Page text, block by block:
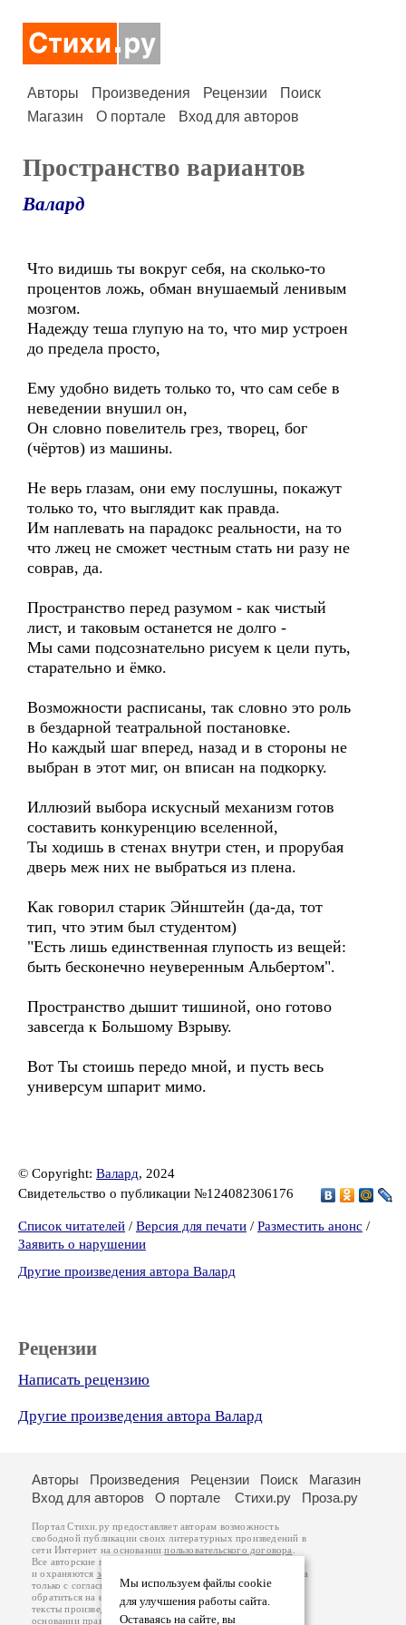
Авторы Произведения Рецензии
Поиск
Магазин
О портале Вход для авторов
Пространство вариантов
Валард
Что видишь ты вокруг себя, на сколько-то
процентов ложь, обман внушаемый ленивым
мозгом.
Надежду теша глупую на то, что мир устроен
до предела просто,
Ему удобно видеть только то, что сам себе в
неведении внушил он,
Он словно повелитель грез, творец, бог
(чёртов) из машины.
Не верь глазам, они ему послушны, покажут
только то, что выглядит как правда.
Им наплевать на парадокс реальности, на то
что лжец не сможет честным стать ни разу не
соврав, да.
Пространство перед разумом - как чистый
лист, и таковым останется не долго -
Мы сами подсознательно рисуем к цели путь,
старательно и ёмко.
Возможности расписаны, так словно это роль
в бездарной театральной постановке.
Но каждый шаг вперед, назад и в стороны не
выбран в этот миг, он вписан на подкорку.
Иллюзий выбора искусный механизм готов
составить конкуренцию вселенной,
Ты ходишь в стенах внутри стен, и прорубая
дверь меж них не выбраться из плена.
Как говорил старик Эйнштейн (да-да, тот
тип, что этим был студентом)
"Есть лишь единственная глупость из вещей:
быть бесконечно неуверенным Альбертом".
Пространство дышит тишиной, оно готово
завсегда к Большому Взрыву.
Вот Ты стоишь передо мной, и пусть весь
универсум шпарит мимо.
© Copyright: Валард, 2024
Свидетельство о публикации №124082306176
Список читателей / Версия для печати / Разместить анонс /
Заявить о нарушении
Другие произведения автора Валард
Рецензии
Написать рецензию
Другие произведения автора Валард
Мы используем файлы cookie
для улучшения работы сайта.
Оставаясь на сайте, вы
Авторы Произведения Рецензии Поиск
Магазин
Вход для авторов
О портале Стихи.ру Проза.ру
Портал Стихи.ру предоставляет авторам возможность
свободной публикации своих литературных произведений в
сети Интернет на основаниипользовательского договора
Все авторские права на произведения принадлежат авторам
и охраняются законом
. Перепечатка произведений возможна
только с согласия его автора, к которому вы можете
обратиться на его авторской странице. Ответственность за
тексты произведений авторы несут самостоятельно на
основанииправил публикацииизаконодательства